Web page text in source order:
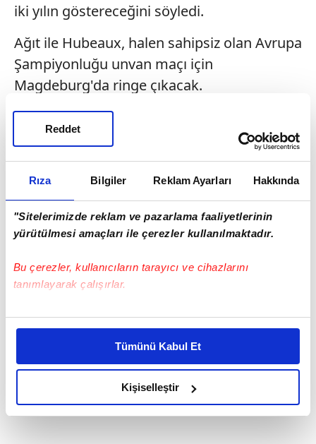
Rıza Bilgiler Reklam Ayarları Hakkında
"Sitelerimizde reklam ve pazarlama faaliyetlerinin
yürütülmesi amaçları ile çerezler kullanılmaktadır.
Bu çerezler, kullanıcıların tarayıcı ve cihazlarını
tanımlayarak çalışırlar.
Bu çerezlere izin vermeniz halinde sizlere özel
daha iyi reklam deneyimi yaşatabiliriz. Bunu yaparken
amacımızın size daha iyi bir reklam deneyimi sunmak
olduğunu ve sizlere en iyi içerikleri sunabilmek adına
elimizden gelen çabayı gösterdiğimizi ve bu noktada,
reklamların maliyetlerimizi karşılamak noktasında tek gelir
Tümünü Kabul Et
Kişiselleştir
Reddet
iki yılın göstereceğini söyledi.
Ağıt ile Hubeaux, halen sahipsiz olan Avrupa
Şampiyonluğu unvan maçı için
Magdeburg'da ringe çıkacak.